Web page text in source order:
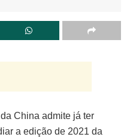
China admite já ter
a edição de 2021 da